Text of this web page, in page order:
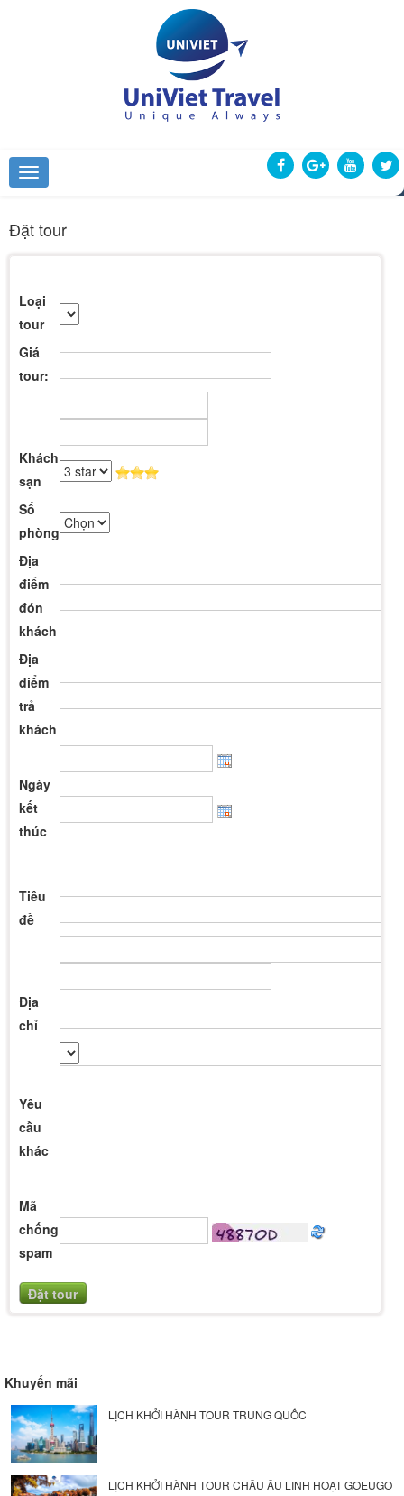
Đặt tour
Loại
tour
Giá
tour:
Khách
sạn
Số
phòng
Địa
điểm
đón
khách
Địa
điểm
trả
khách
Ngày
kết
thúc
Tiêu
đề
Địa
chỉ
Yêu
cầu
khác
Mã
chống
spam
Khuyến mãi
LỊCH KHỞI HÀNH TOUR TRUNG QUỐC
LỊCH KHỞI HÀNH TOUR CHÂU ÂU LINH HOẠT GOEUGO